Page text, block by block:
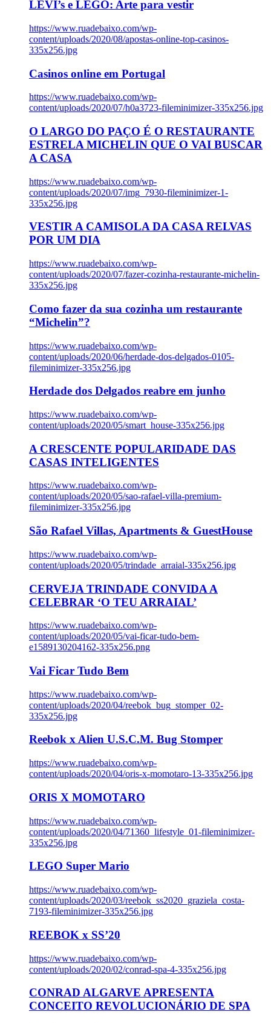
LEVI’s e LEGO: Arte para vestir
https://www.ruadebaixo.com/wp-
content/uploads/2020/08/apostas-online-top-casinos-
335x256.jpg
Casinos online em Portugal
https://www.ruadebaixo.com/wp-
content/uploads/2020/07/h0a3723-fileminimizer-335x256.jpg
O LARGO DO PAÇO É O RESTAURANTE
ESTRELA MICHELIN QUE O VAI BUSCAR
A CASA
https://www.ruadebaixo.com/wp-
content/uploads/2020/07/img_7930-fileminimizer-1-
335x256.jpg
VESTIR A CAMISOLA DA CASA RELVAS
POR UM DIA
https://www.ruadebaixo.com/wp-
content/uploads/2020/07/fazer-cozinha-restaurante-michelin-
335x256.jpg
Como fazer da sua cozinha um restaurante
“Michelin”?
https://www.ruadebaixo.com/wp-
content/uploads/2020/06/herdade-dos-delgados-0105-
fileminimizer-335x256.jpg
Herdade dos Delgados reabre em junho
https://www.ruadebaixo.com/wp-
content/uploads/2020/05/smart_house-335x256.jpg
A CRESCENTE POPULARIDADE DAS
CASAS INTELIGENTES
https://www.ruadebaixo.com/wp-
content/uploads/2020/05/sao-rafael-villa-premium-
fileminimizer-335x256.jpg
São Rafael Villas, Apartments & GuestHouse
https://www.ruadebaixo.com/wp-
content/uploads/2020/05/trindade_arraial-335x256.jpg
CERVEJA TRINDADE CONVIDA A
CELEBRAR ‘O TEU ARRAIAL’
https://www.ruadebaixo.com/wp-
content/uploads/2020/05/vai-ficar-tudo-bem-
e1589130204162-335x256.png
Vai Ficar Tudo Bem
https://www.ruadebaixo.com/wp-
content/uploads/2020/04/reebok_bug_stomper_02-
335x256.jpg
Reebok x Alien U.S.C.M. Bug Stomper
https://www.ruadebaixo.com/wp-
content/uploads/2020/04/oris-x-momotaro-13-335x256.jpg
ORIS X MOMOTARO
https://www.ruadebaixo.com/wp-
content/uploads/2020/04/71360_lifestyle_01-fileminimizer-
335x256.jpg
LEGO Super Mario
https://www.ruadebaixo.com/wp-
content/uploads/2020/03/reebok_ss2020_graziela_costa-
7193-fileminimizer-335x256.jpg
REEBOK x SS’20
https://www.ruadebaixo.com/wp-
content/uploads/2020/02/conrad-spa-4-335x256.jpg
CONRAD ALGARVE APRESENTA
CONCEITO REVOLUCIONÁRIO DE SPA